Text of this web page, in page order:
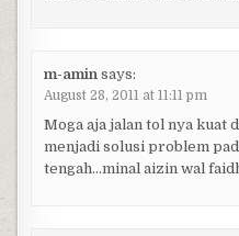
m-amin says:
August 28, 2011 at 11:11 pm
Moga aja jalan tol nya kuat
menjadi solusi problem
tengah…minal aizin wal